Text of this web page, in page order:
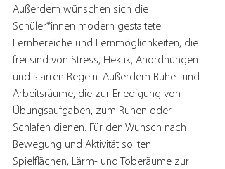
Außerdem wünschen sich die
Schüler*innen modern gestaltete
Lernbereiche und Lernmöglichkeiten, die
frei sind von Stress, Hektik, Anordnungen
und starren Regeln. Außerdem Ruhe- und
Arbeitsräume, die zur Erledigung von
Übungsaufgaben, zum Ruhen oder
Schlafen dienen. Für den Wunsch nach
Bewegung und Aktivität sollten
Spielflächen, Lärm- und Toberäume zur